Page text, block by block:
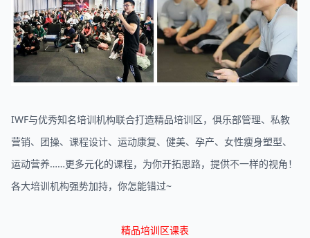
IWF与优秀知名培训机构联合打造精品培训区，俱乐部管理、私教
营销、团操、课程设计、运动康复、健美、孕产、女性瘦身塑型、
运动营养……更多元化的课程，为你开拓思路，提供不一样的视角！
各大培训机构强势加持，你怎能错过~
精品培训区课表